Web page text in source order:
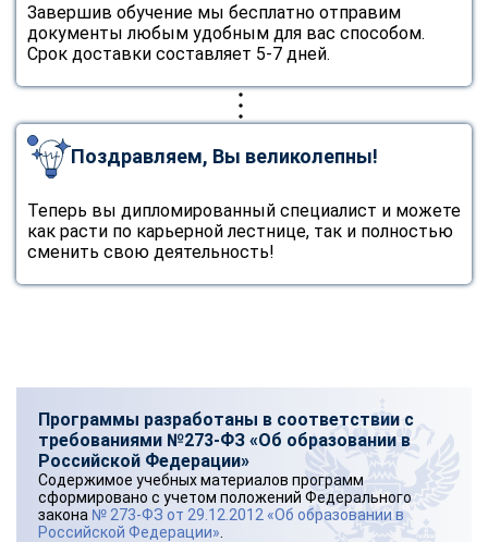
Завершив обучение мы бесплатно отправим
документы любым удобным для вас способом.
Срок доставки составляет 5-7 дней.
Поздравляем, Вы великолепны!
Теперь вы дипломированный специалист и можете
как расти по карьерной лестнице, так и полностью
сменить свою деятельность!
Программы разработаны в соответствии с
требованиями №273-ФЗ «Об образовании в
Российской Федерации»
Содержимое учебных материалов программ
сформировано с учетом положений Федерального
закона № 273-ФЗ от 29.12.2012 «Об образовании в
Российской Федерации»